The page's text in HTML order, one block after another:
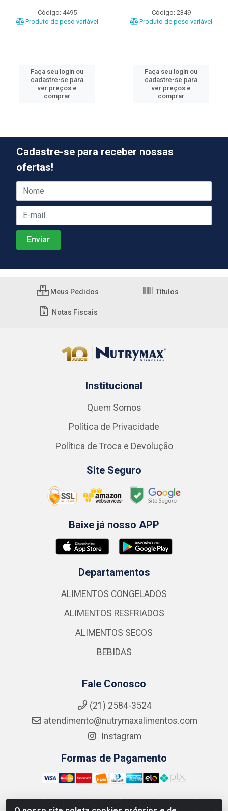
Código: 4495
Produto de peso variável
Faça seu login ou
cadastre-se para
ver preços e
comprar
Código: 2349
Produto de peso variável
Faça seu login ou
cadastre-se para
ver preços e
comprar
Cadastre-se para receber nossas
ofertas!
Meus Pedidos Títulos
Notas Fiscais
Institucional
Quem Somos
Política de Privacidade
Política de Troca e Devolução
Site Seguro
Baixe já nosso APP
Departamentos
ALIMENTOS CONGELADOS
ALIMENTOS RESFRIADOS
ALIMENTOS SECOS
BEBIDAS
Fale Conosco
(21) 2584-3524
atendimento@nutrymaxalimentos.com
Instagram
Formas de Pagamento